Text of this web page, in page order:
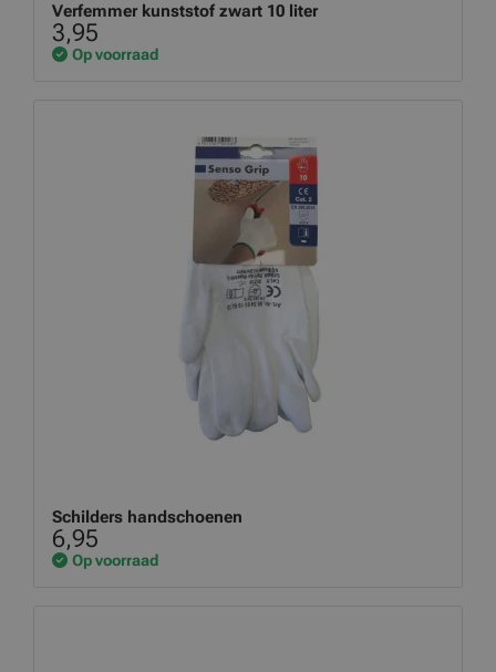
Verfemmer kunststof zwart 10 liter
3,95
Op voorraad
Schilders handschoenen
6,95
Op voorraad